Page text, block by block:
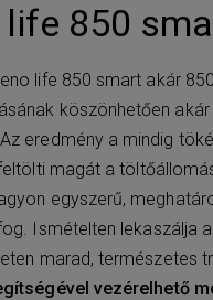
life 850
life 850 smart akár
köszönhetően
eredmény a mindig
magát a
egyszerű,
Ismételten lekaszálja
marad, természetes
vezérelhető